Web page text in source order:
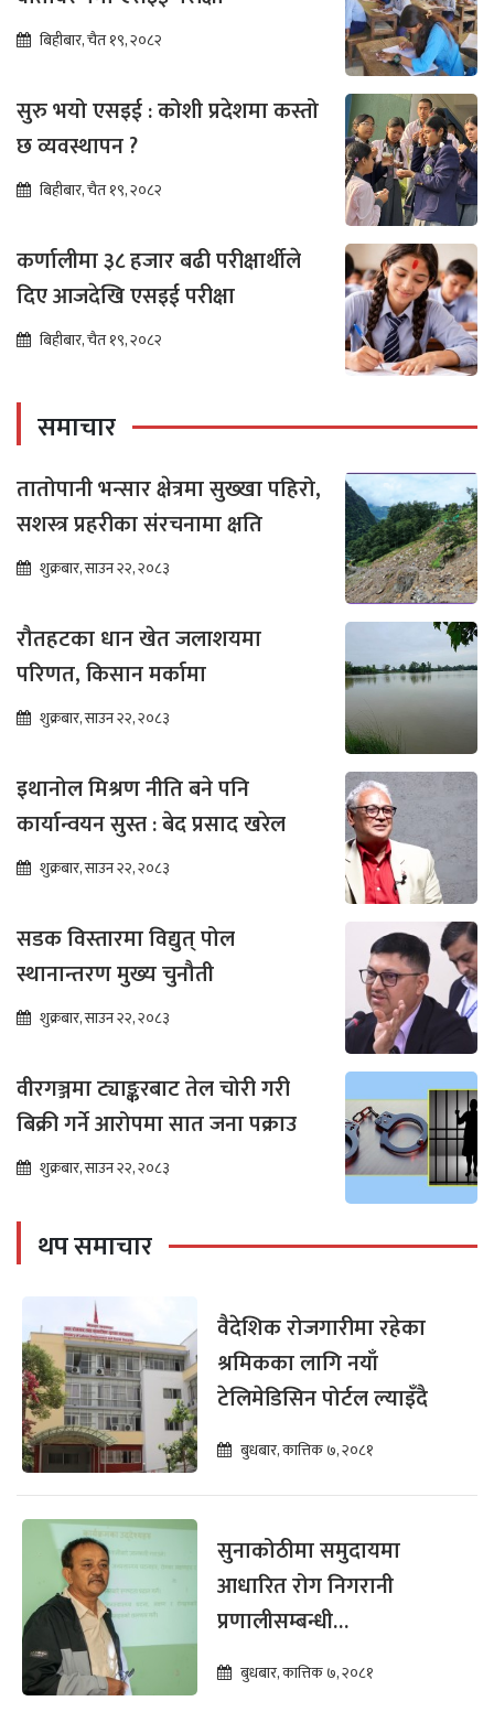
बिहीबार, चैत १९, २०८२
सुरु भयो एसइई : कोशी प्रदेशमा कस्तो
छ व्यवस्थापन ?
बिहीबार, चैत १९, २०८२
कर्णालीमा ३८ हजार बढी परीक्षार्थीले
दिए आजदेखि एसइई परीक्षा
बिहीबार, चैत १९, २०८२
समाचार
तातोपानी भन्सार क्षेत्रमा सुख्खा पहिरो,
सशस्त्र प्रहरीका संरचनामा क्षति
शुक्रबार, साउन २२, २०८३
रौतहटका धान खेत जलाशयमा
परिणत, किसान मर्कामा
शुक्रबार, साउन २२, २०८३
इथानोल मिश्रण नीति बने पनि
कार्यान्वयन सुस्त : बेद प्रसाद खरेल
शुक्रबार, साउन २२, २०८३
सडक विस्तारमा विद्युत् पोल
स्थानान्तरण मुख्य चुनौती
शुक्रबार, साउन २२, २०८३
वीरगञ्जमा ट्याङ्करबाट तेल चोरी गरी
बिक्री गर्ने आरोपमा सात जना पक्राउ
शुक्रबार, साउन २२, २०८३
थप समाचार
वैदेशिक रोजगारीमा रहेका
श्रमिकका लागि नयाँ
टेलिमेडिसिन पोर्टल ल्याइँदै
बुधबार, कात्तिक ७, २०८१
सुनाकोठीमा समुदायमा
आधारित रोग निगरानी
प्रणालीसम्बन्धी
सरोकारवालाका लागि
अभिमुखीकरण सम्पन्न
बुधबार, कात्तिक ७, २०८१